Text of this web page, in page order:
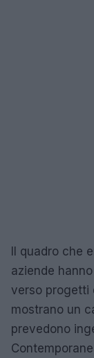
Il quadro che
aziende
verso progetti
mostrano un
prevedono